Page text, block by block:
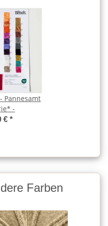
Pannesamt
-
€ *
Farben